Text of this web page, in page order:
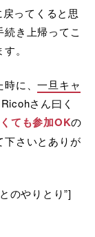
ってくると思
き上帰ってこ
。
時に、一旦キャ
さん曰く
ても参加OKの
下さいとありが
のやりとり”]